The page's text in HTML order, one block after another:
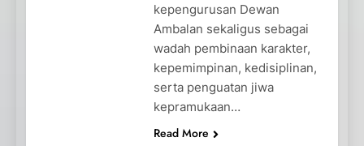
kepengurusan Dewan
Ambalan sekaligus sebagai
wadah pembinaan karakter,
kepemimpinan, kedisiplinan,
serta penguatan jiwa
kepramukaan…
Read More